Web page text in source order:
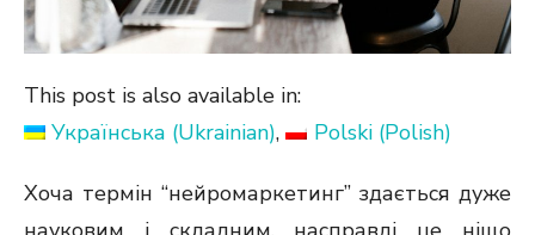
This post is also available in:
Українська (Ukrainian) Polski(Polish)
Хоча термін “нейромаркетинг” здається дуже